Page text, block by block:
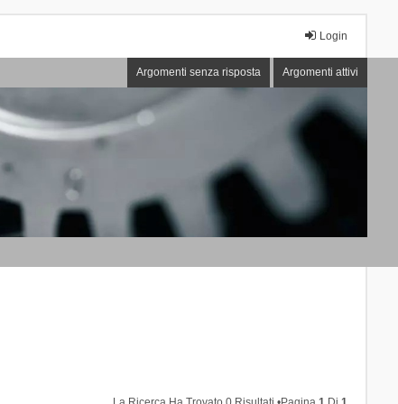
Login
Argomenti senza risposta Argomenti attivi